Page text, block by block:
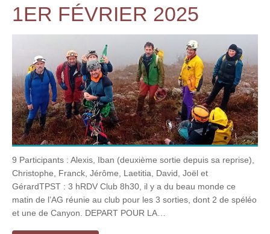
1ER FÉVRIER 2025
9 Participants : Alexis, Iban (deuxième sortie depuis sa reprise),
Christophe, Franck, Jérôme, Laetitia, David, Joël et
GérardTPST : 3 hRDV Club 8h30, il y a du beau monde ce
matin de l’AG réunie au club pour les 3 sorties, dont 2 de spéléo
et une de Canyon. DEPART POUR LA…